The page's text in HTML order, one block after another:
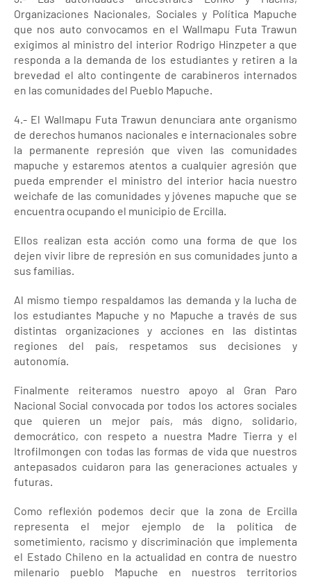
Organizaciones Nacionales, Sociales y Política Mapuche
que nos auto convocamos en el Wallmapu Futa Trawun
exigimos al ministro del interior Rodrigo Hinzpeter a que
responda a la demanda de los estudiantes y retiren a la
brevedad el alto contingente de carabineros internados
en las comunidades del Pueblo Mapuche.
4.- El Wallmapu Futa Trawun denunciara ante organismo
de derechos humanos nacionales e internacionales sobre
la permanente represión que viven las comunidades
mapuche y estaremos atentos a cualquier agresión que
pueda emprender el ministro del interior hacia nuestro
weichafe de las comunidades y jóvenes mapuche que se
encuentra ocupando el municipio de Ercilla.
Ellos realizan esta acción como una forma de que los
dejen vivir libre de represión en sus comunidades junto a
sus familias.
Al mismo tiempo respaldamos las demanda y la lucha de
los estudiantes Mapuche y no Mapuche a través de sus
distintas organizaciones y acciones en las distintas
regiones del país, respetamos sus decisiones y
autonomía.
Finalmente reiteramos nuestro apoyo al Gran Paro
Nacional Social convocada por todos los actores sociales
que quieren un mejor país, más digno, solidario,
democrático, con respeto a nuestra Madre Tierra y el
Itrofilmongen con todas las formas de vida que nuestros
antepasados cuidaron para las generaciones actuales y
futuras.
Como reflexión podemos decir que la zona de Ercilla
representa el mejor ejemplo de la política de
sometimiento, racismo y discriminación que implementa
el Estado Chileno en la actualidad en contra de nuestro
milenario pueblo Mapuche en nuestros territorios